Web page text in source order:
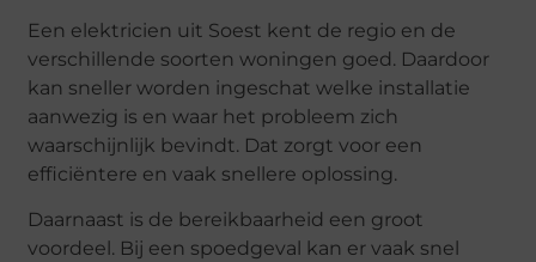
Een elektricien uit Soest kent de regio en de
verschillende soorten woningen goed. Daardoor
kan sneller worden ingeschat welke installatie
aanwezig is en waar het probleem zich
waarschijnlijk bevindt. Dat zorgt voor een
efficiëntere en vaak snellere oplossing.
Daarnaast is de bereikbaarheid een groot
voordeel. Bij een spoedgeval kan er vaak snel